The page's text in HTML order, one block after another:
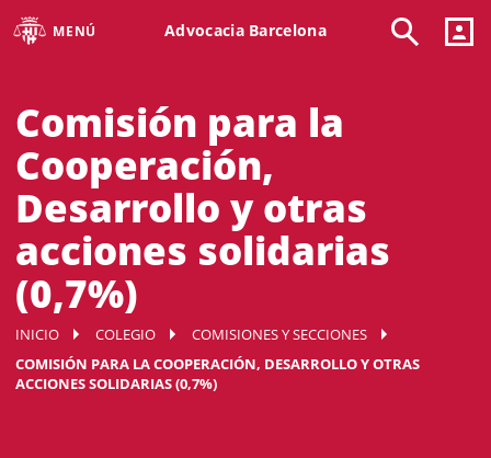
MENÚ Advocacia Barcelona
Comisión para la
Cooperación,
Desarrollo y otras
acciones solidarias
(0,7%)
INICIO COLEGIO
COMISIONES Y SECCIONES
COMISIÓN PARA LA COOPERACIÓN, DESARROLLO Y OTRAS
ACCIONES SOLIDARIAS (0,7%)